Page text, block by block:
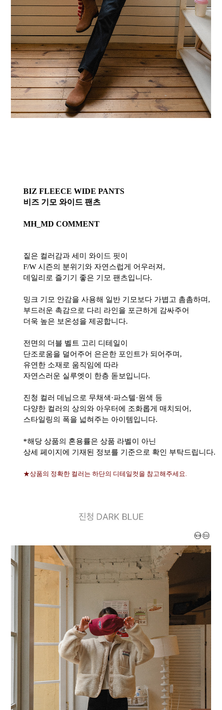
BIZ FLEECE WIDE PANTS
비즈 기모 와이드 팬츠
MH_MD COMMENT
짙은 컬러감과 세미 와이드 핏이
F/W 시즌의 분위기와 자연스럽게 어우러져,
데일리로 즐기기 좋은 기모 팬츠입니다.
밍크 기모 안감을 사용해 일반 기모보다 가볍고 촘촘하며,
부드러운 촉감으로 다리 라인을 포근하게 감싸주어
더욱 높은 보온성을 제공합니다.
전면의 더블 벨트 고리 디테일이
단조로움을 덜어주어 은은한 포인트가 되어주며,
유연한 소재로 움직임에 따라
자연스러운 실루엣이 한층 돋보입니다.
진청 컬러 데님으로 무채색·파스텔·원색 등
다양한 컬러의 상의와 아우터에 조화롭게 매치되어,
스타일링의 폭을 넓혀주는 아이템입니다.
*해당 상품의 혼용률은 상품 라벨이 아닌
상세 페이지에 기재된 정보를 기준으로 확인 부탁드립니다.
★상품의 정확한 컬러는 하단의 디테일컷을 참고해주세요.